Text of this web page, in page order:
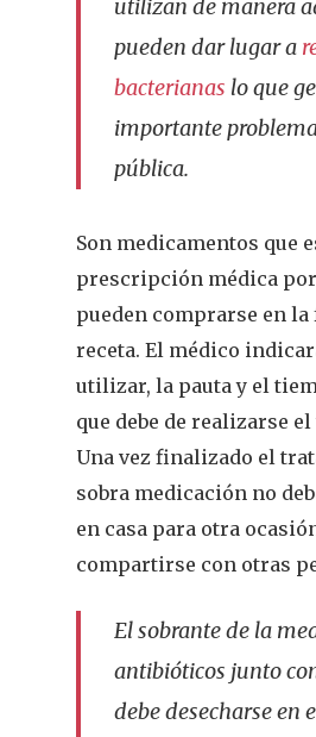
utilizan de manera
pueden dar lugar a
bacterianas lo que
importante
pública.
Son medicamentos que
prescripción médica
pueden comprarse en
receta. El médico
utilizar, la pauta y el
que debe de realizarse
Una vez finalizado el
sobra medicación no
en casa para otra
compartirse con otras
El sobrante de la
antibióticos junto
debe desecharse en